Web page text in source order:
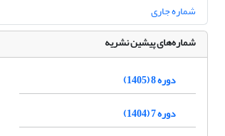
شماره جاری
شماره‌های پیشین نشریه
دوره 8 (1405)
دوره 7 (1404)